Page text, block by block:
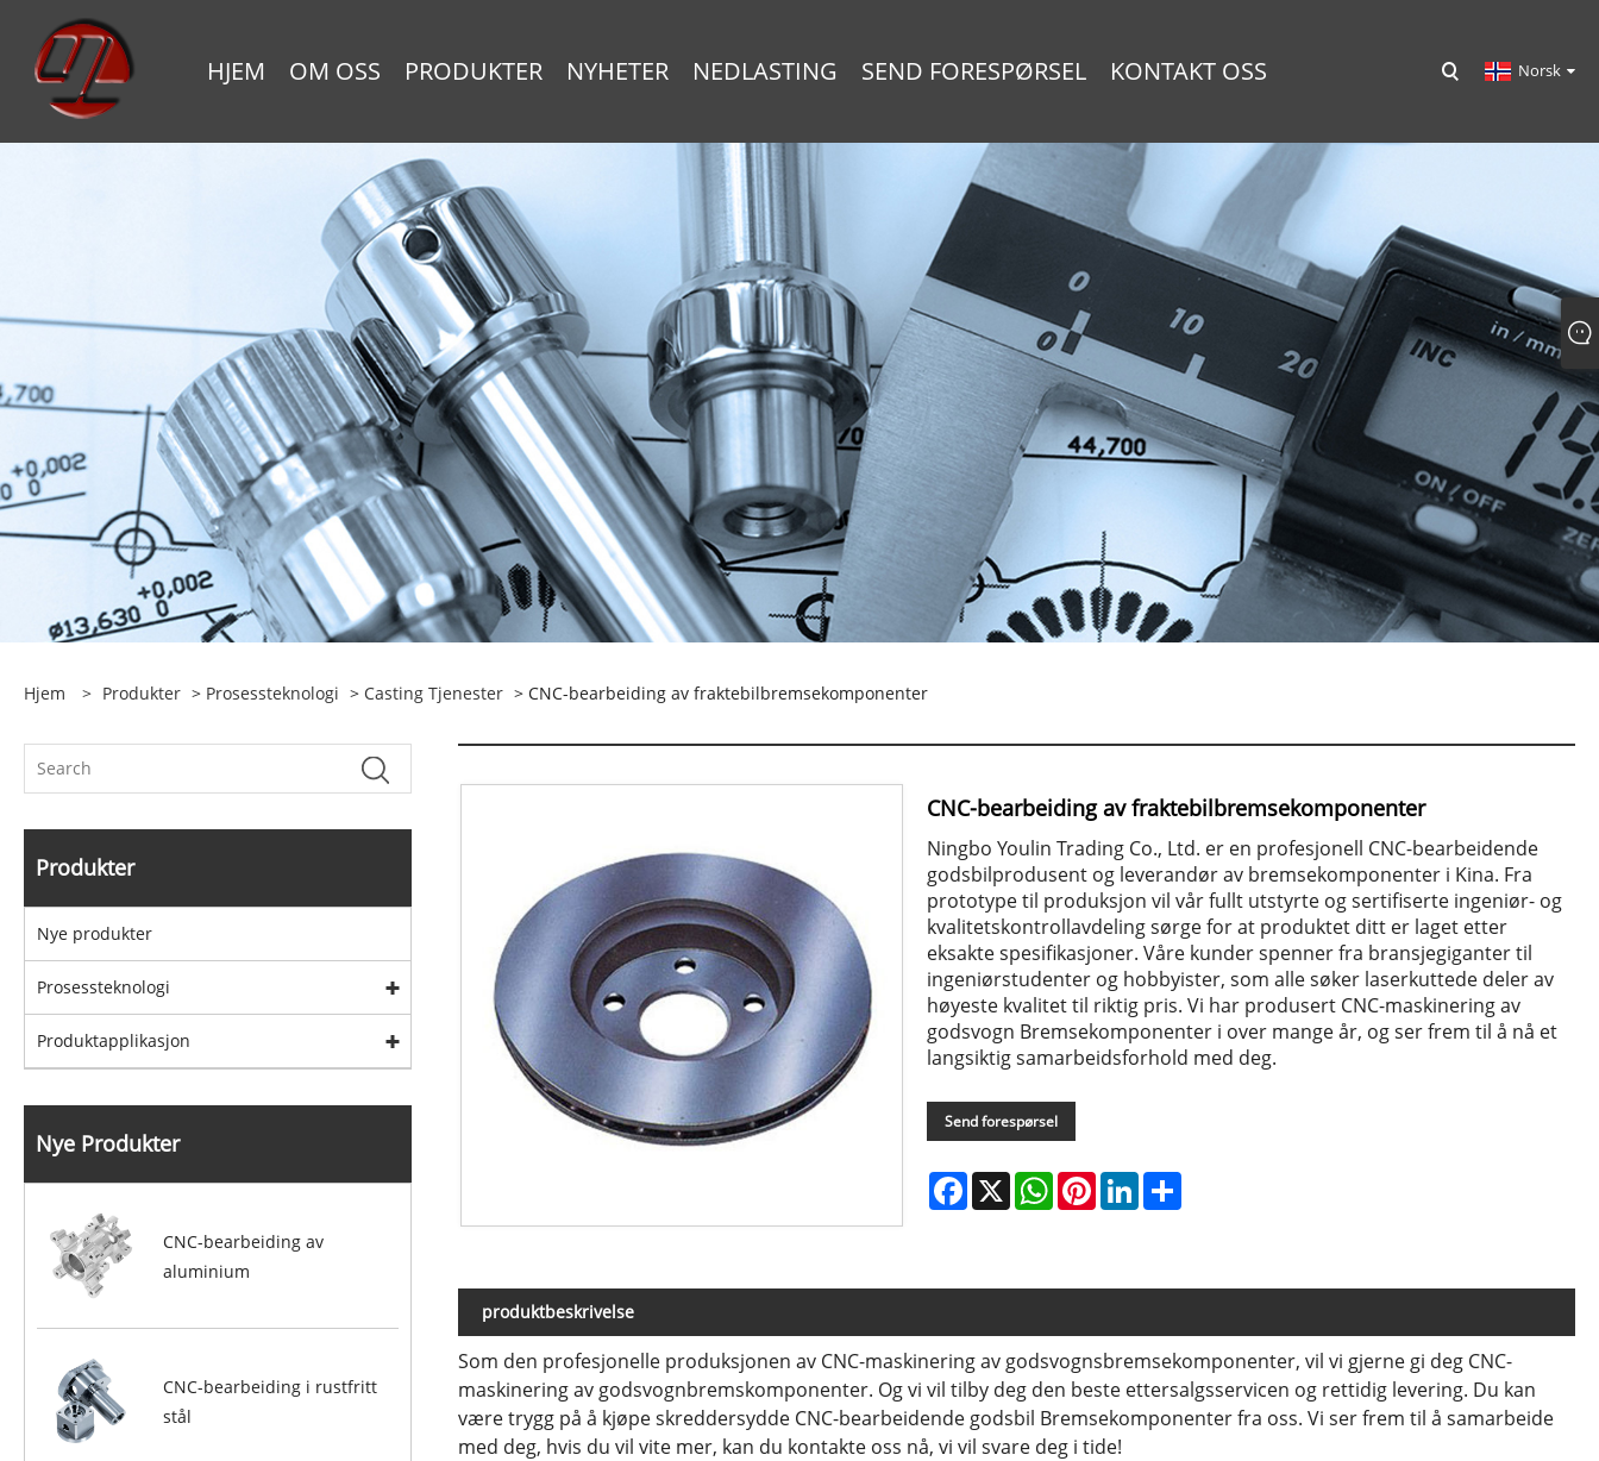
HJEM OM OSS PRODUKTER NYHETER NEDLASTING SEND FORESPØRSEL KONTAKT OSS Norsk‎
Hjem > Produkter > Prosessteknologi > Casting Tjenester > CNC-bearbeiding av fraktebilbremsekomponenter
Produkter
Nye produkter
Prosessteknologi
Produktapplikasjon
Nye Produkter
CNC-bearbeiding av
aluminium
CNC-bearbeiding i rustfritt
stål
CNC-bearbeiding av fraktebilbremsekomponenter
Ningbo Youlin Trading Co., Ltd. er en profesjonell CNC-bearbeidende
godsbilprodusent og leverandør av bremsekomponenter i Kina. Fra
prototype til produksjon vil vår fullt utstyrte og sertifiserte ingeniør- og
kvalitetskontrollavdeling sørge for at produktet ditt er laget etter
eksakte spesifikasjoner. Våre kunder spenner fra bransjegiganter til
ingeniørstudenter og hobbyister, som alle søker laserkuttede deler av
høyeste kvalitet til riktig pris. Vi har produsert CNC-maskinering av
godsvogn Bremsekomponenter i over mange år, og ser frem til å nå et
langsiktig samarbeidsforhold med deg.
Send forespørsel
Facebook
X WhatsApp
PinterestLinkedIn
produktbeskrivelse
Som den profesjonelle produksjonen av CNC-maskinering av godsvognsbremsekomponenter, vil vi gjerne gi deg CNC-
maskinering av godsvognbremskomponenter. Og vi vil tilby deg den beste ettersalgsservicen og rettidig levering. Du kan
være trygg på å kjøpe skreddersydde CNC-bearbeidende godsbil Bremsekomponenter fra oss. Vi ser frem til å samarbeide
med deg, hvis du vil vite mer, kan du kontakte oss nå, vi vil svare deg i tide!